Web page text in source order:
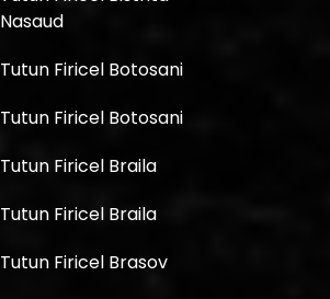
Nasaud
Tutun Firicel Botosani
Tutun Firicel Botosani
Tutun Firicel Braila
Tutun Firicel Braila
Tutun Firicel Brasov